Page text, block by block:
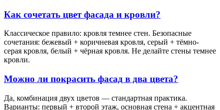
Как сочетать цвет фасада и кровли?
Классическое правило: кровля темнее стен. Безопасные
сочетания: бежевый + коричневая кровля, серый + тёмно-
серая кровля, белый + чёрная кровля. Не делайте стены темнее
кровли.
Можно ли покрасить фасад в два цвета?
Да, комбинация двух цветов — стандартная практика.
Варианты: первый + второй этаж, основная стена + акцентная